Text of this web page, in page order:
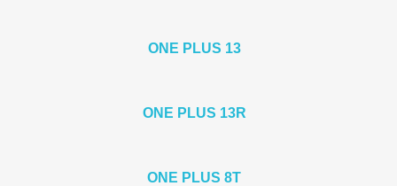
ONE PLUS 13
ONE PLUS 13R
ONE PLUS 8T